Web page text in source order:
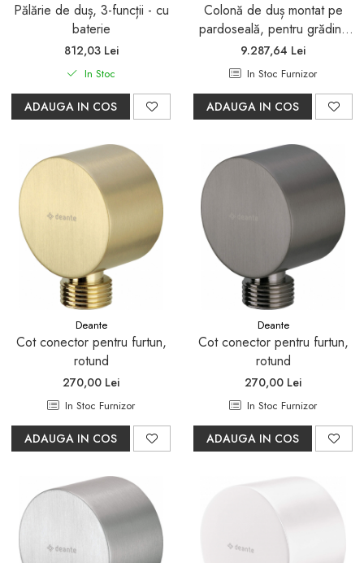
Pălărie de duș, 3-funcții - cu
baterie
812,03 Lei
In Stoc
ADAUGA IN COS
Colonă de duș montat pe
pardoseală, pentru grădina
sau baia ( interior/exterior )
9.287,64 Lei
In Stoc Furnizor
ADAUGA IN COS
Deante
Cot conector pentru furtun,
rotund
270,00 Lei
In Stoc Furnizor
ADAUGA IN COS
Deante
Cot conector pentru furtun,
rotund
270,00 Lei
In Stoc Furnizor
ADAUGA IN COS